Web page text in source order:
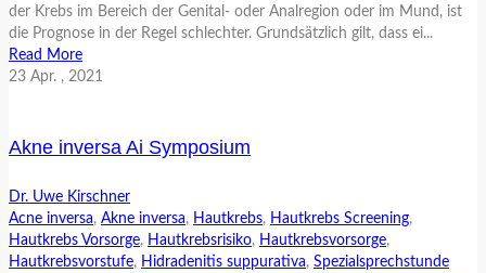
der Krebs im Bereich der Genital- oder Analregion oder im Mund, ist
die Prognose in der Regel schlechter. Grundsätzlich gilt, dass ei...
Read More
23 Apr. , 2021
Akne inversa Ai Symposium
Dr. Uwe Kirschner
Acne inversa, Akne inversa, Hautkrebs, Hautkrebs Screening,
Hautkrebs Vorsorge, Hautkrebsrisiko, Hautkrebsvorsorge,
Hautkrebsvorstufe, Hidradenitis suppurativa, Spezialsprechstunde